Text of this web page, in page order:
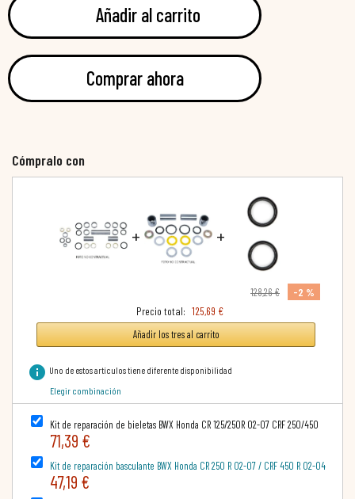
Añadir al carrito
Comprar ahora
Cómpralo con
+ +
128,26 €
-2 %
Precio total: 125,69 €
Añadir los tres al carrito
info Uno de estos artículos tiene diferente disponibilidad
Elegir combinación
Kit de reparación de bieletas BWX Honda CR 125/250R 02-07 CRF 250/450
71,39 €
Kit de reparación basculante BWX Honda CR 250 R 02-07 / CRF 450 R 02-04
47,19 €